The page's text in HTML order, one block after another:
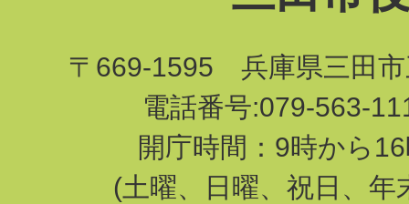
〒669-1595 兵庫県三田市
電話番号:079-563-
開庁時間：9時から
(土曜、日曜、祝日、年